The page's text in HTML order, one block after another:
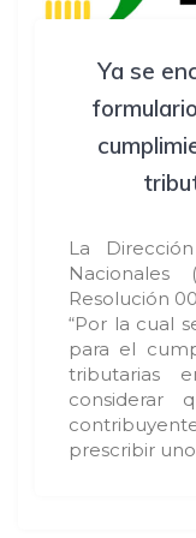
Ya se
La
Resolución
“Por la cual
para el
tributarias
considerar
prescribir